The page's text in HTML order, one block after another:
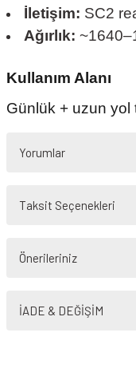
İletişim: SC2
Ağırlık:
Kullanım Alanı
Günlük + uzun yol
Yorumlar
Taksit Seçenekleri
Önerileriniz
yetersiz gördüğünüz
İADE & DEĞİŞİM